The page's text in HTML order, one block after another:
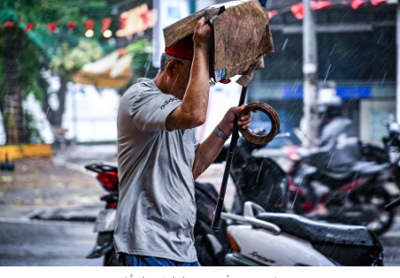
GIÁO DỤC
Y TẾ
KHOA HỌC - CÔNG NGHỆ
MÔI TRƯỜNG
BẠN ĐỌC
KIỂM CHỨNG THÔNG TIN